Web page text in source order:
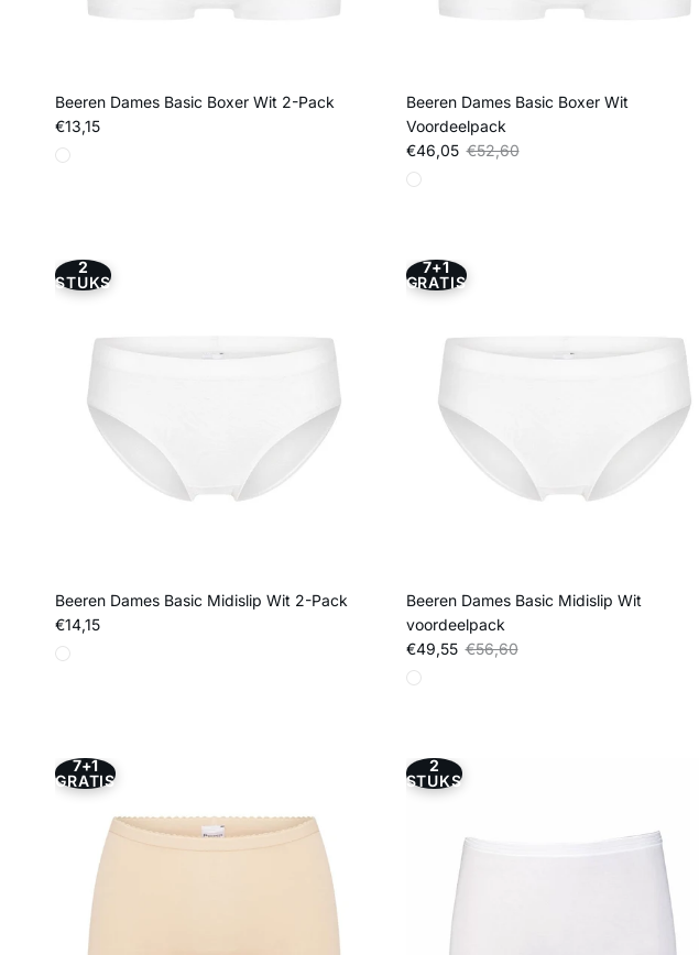
Beeren Dames Basic Boxer Wit 2-Pack
Reguliere prijs
€13,15
Beeren Dames Basic Boxer Wit
Voordeelpack
Verkoopprijs
€46,05 Reguliere prijs
€52,60
2
STUKS
Beeren Dames Basic Midislip Wit 2-Pack
Reguliere prijs
€14,15
7+1
GRATIS
Beeren Dames Basic Midislip Wit
voordeelpack
Verkoopprijs
€49,55 Reguliere prijs
€56,60
7+1
GRATIS
2
STUKS